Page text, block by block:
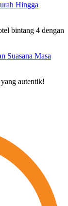
Hingga
bintang 4 dengan
Suasana Masa
autentik!